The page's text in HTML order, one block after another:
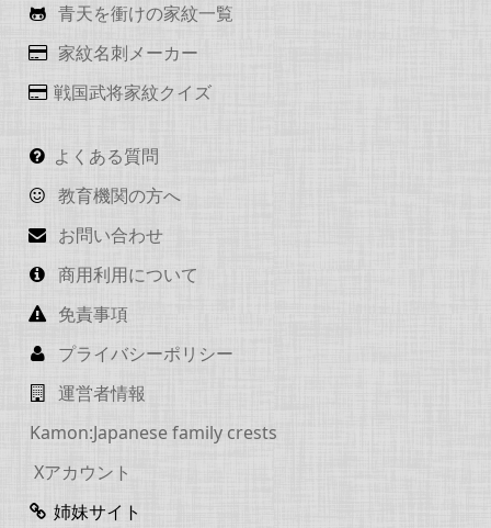
青天を衝けの家紋一覧
家紋名刺メーカー
戦国武将家紋クイズ
よくある質問
教育機関の方へ
お問い合わせ
商用利用について
免責事項
プライバシーポリシー
運営者情報
Kamon:Japanese family crests
Xアカウント
姉妹サイト